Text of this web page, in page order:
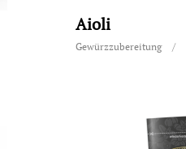
Aioli
Gewürzzubereitung /